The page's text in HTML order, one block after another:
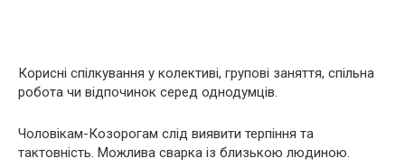
Корисні спілкування у колективі, групові заняття, спільна
робота чи відпочинок серед однодумців.
Чоловікам-Козорогам слід виявити терпіння та
тактовність. Можлива сварка із близькою людиною.